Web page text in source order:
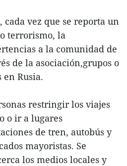
vez que se reporta un
terrorismo, la
a la comunidad de
de la asociación,grupos o
Rusia.
restringir los viajes
o ir a lugares
de tren, autobús y
mayoristas. Se
los medios locales y